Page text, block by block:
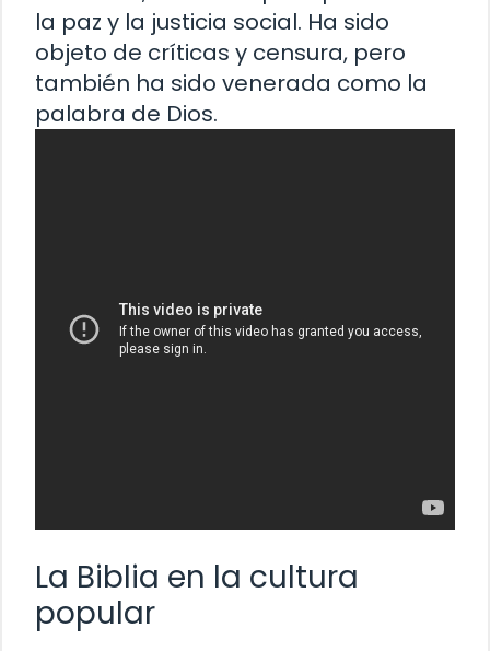
la paz y la justicia social. Ha sido
objeto de críticas y censura, pero
también ha sido venerada como la
palabra de Dios.
La Biblia en la cultura
popular